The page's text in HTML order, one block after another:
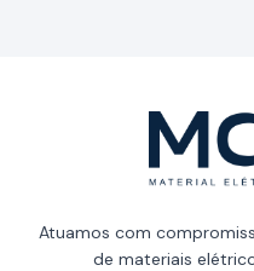
Atuamos com
de materiais